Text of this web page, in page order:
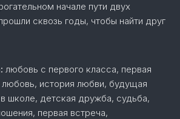
начале пути двух
сквозь годы, чтобы найти друг
любовь с первого класса, первая
история любви, будущая
школе, детская дружба, судьба,
первая встреча,